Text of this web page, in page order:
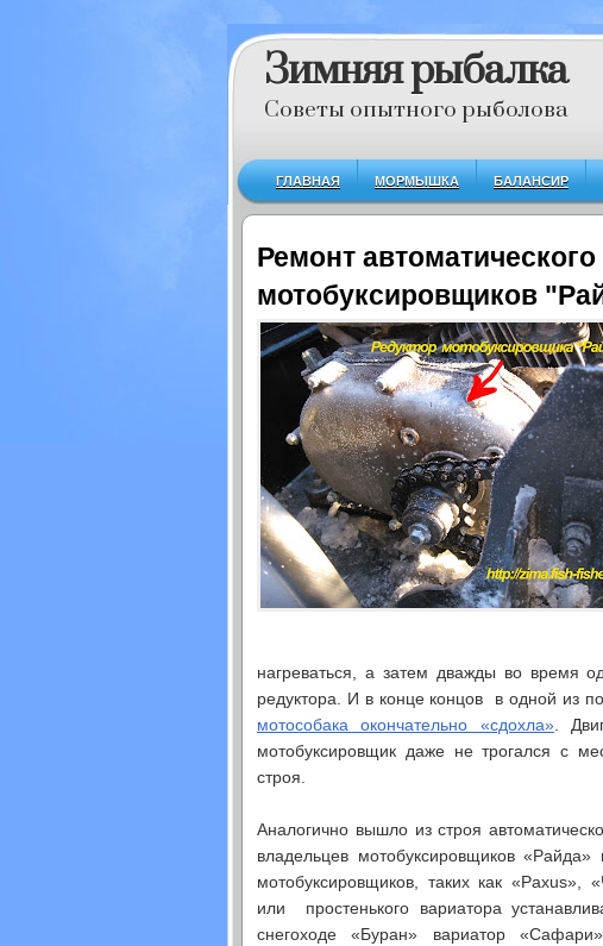
Зимняя рыбалка
Советы опытного рыболова
ГЛАВНАЯ МОРМЫШКА БАЛАНСИР
Ремонт
мотобуксировщиков
нагреваться, а затем дважды во время
редуктора. И в конце концов в одной из
мотособака окончательно «сдохла».
мотобуксировщик даже не трогался с
строя.
Аналогично вышло из строя
владельцев мотобуксировщиков
мотобуксировщиков, таких как «Paxus»,
или простенького вариатора
снегоходе «Буран» вариатор